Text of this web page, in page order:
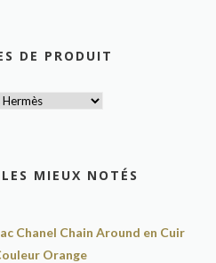
DE PRODUIT
MIEUX NOTÉS
Chanel Chain Around en Cuir
Orange